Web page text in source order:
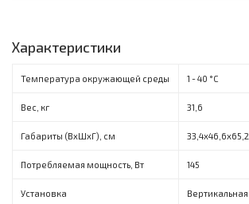
Характеристики
Температура окружающей среды 1 - 40 °C
Вес, кг 31,6
Габариты (ВxШxГ), см 33,4х46,6х65,2
Потребляемая мощность, Вт 145
Установка Вертикальная